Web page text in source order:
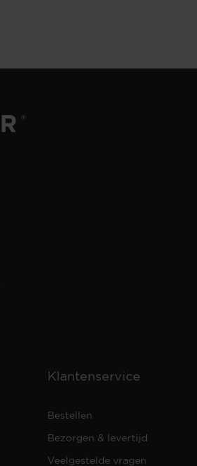
Klantenservice
Bestellen
Bezorgen & levertijd
Veelgestelde vragen